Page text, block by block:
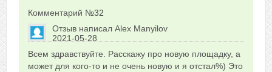
Комментарий №32
Отзыв написал Alex Manyilov
2021-05-28
0
Сказать друзьям об отзыве
Всем здравствуйте. Расскажу про новую площадку, а
может для кого-то и не очень новую и я отстал%) Это